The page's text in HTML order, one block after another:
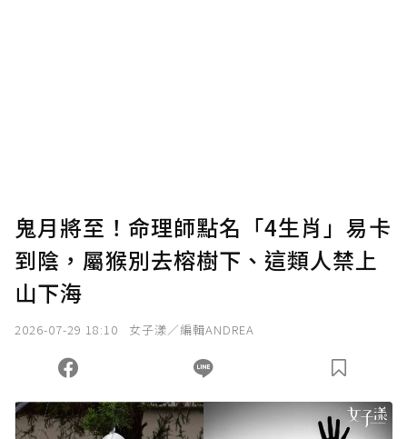
鬼月將至！命理師點名「4生肖」易卡
到陰，屬猴別去榕樹下、這類人禁上
山下海
2026-07-29 18:10 女子漾／編輯ANDREA